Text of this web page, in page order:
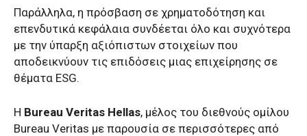
Παράλληλα, η πρόσβαση σε χρηματοδότηση και
επενδυτικά κεφάλαια συνδέεται όλο και συχνότερα
με την ύπαρξη αξιόπιστων στοιχείων που
αποδεικνύουν τις επιδόσεις μιας επιχείρησης σε
θέματα ESG.
Η Bureau Veritas Hellas, μέλος του διεθνούς ομίλου
Bureau Veritas με παρουσία σε περισσότερες από